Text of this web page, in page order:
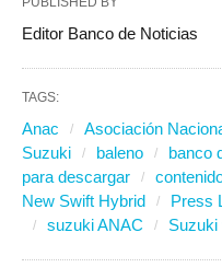
Editor Banco de Noticias
TAGS:
Anac Asociación
Suzuki
baleno banco
para descargar
New Swift Hybrid
Press
suzuki ANAC
Suzuki